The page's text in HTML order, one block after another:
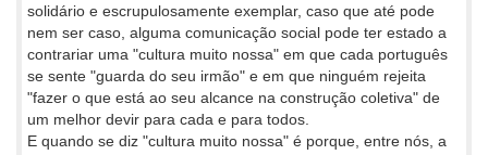
solidário e escrupulosamente exemplar, caso que até pode
nem ser caso, alguma comunicação social pode ter estado a
contrariar uma "cultura muito nossa" em que cada português
se sente "guarda do seu irmão" e em que ninguém rejeita
"fazer o que está ao seu alcance na construção coletiva" de
um melhor devir para cada e para todos.
E quando se diz "cultura muito nossa" é porque, entre nós, a